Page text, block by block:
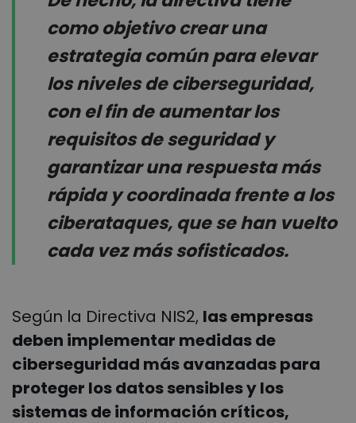
como objetivo crear una
estrategia común para elevar
los niveles de ciberseguridad,
con el fin de aumentar los
requisitos de seguridad y
garantizar una respuesta más
rápida y coordinada frente a los
ciberataques, que se han vuelto
cada vez más sofisticados.
Según la Directiva NIS2, las empresas
deben implementar medidas de
ciberseguridad más avanzadas para
proteger los datos sensibles y los
sistemas de información críticos,